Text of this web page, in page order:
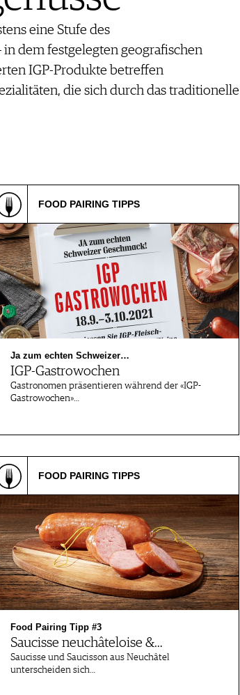
eine Stufe des
in dem festgelegten geografischen
IGP-Produkte betreffen
die sich durch das traditionelle
FOOD PAIRING TIPPS
Ja zum echten Schweizer…
IGP-Gastrowochen
Gastronomen präsentieren während der «IGP-
Gastrowochen»…
FOOD PAIRING TIPPS
Food Pairing Tipp #3
Saucisse neuchâteloise &…
Saucisse und Saucisson aus Neuchâtel
unterscheiden sich…